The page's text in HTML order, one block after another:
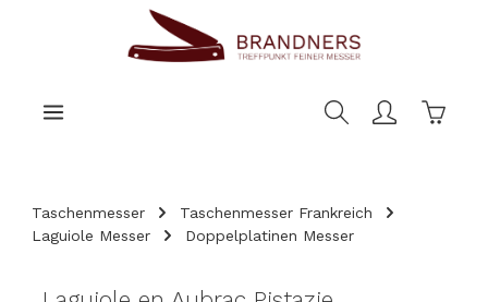
Taschenmesser
Taschenmesser Frankreich
Laguiole Messer
Doppelplatinen Messer